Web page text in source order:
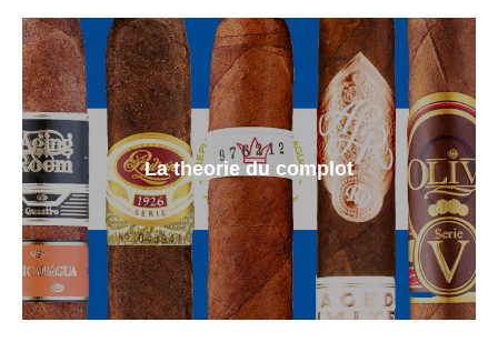
La theorie du complot